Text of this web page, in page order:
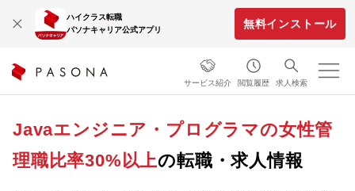
ハイクラス転職
パソナキャリア公式アプリ
無料インストール
サービス紹介 閲覧履歴 求人検索
Javaエンジニア・プログラマの女性管
理職比率30%以上の転職・求人情報